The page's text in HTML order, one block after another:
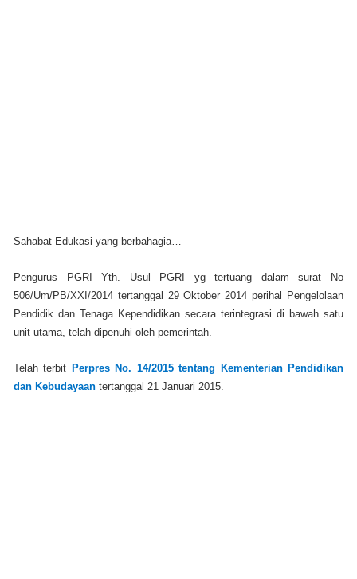
Sahabat Edukasi yang berbahagia…
Pengurus PGRI Yth. Usul PGRI yg tertuang dalam surat No
506/Um/PB/XXI/2014 tertanggal 29 Oktober 2014 perihal Pengelolaan
Pendidik dan Tenaga Kependidikan secara terintegrasi di bawah satu
unit utama, telah dipenuhi oleh pemerintah.
Telah terbit Perpres No. 14/2015 tentang Kementerian Pendidikan
dan Kebudayaan tertanggal 21 Januari 2015.